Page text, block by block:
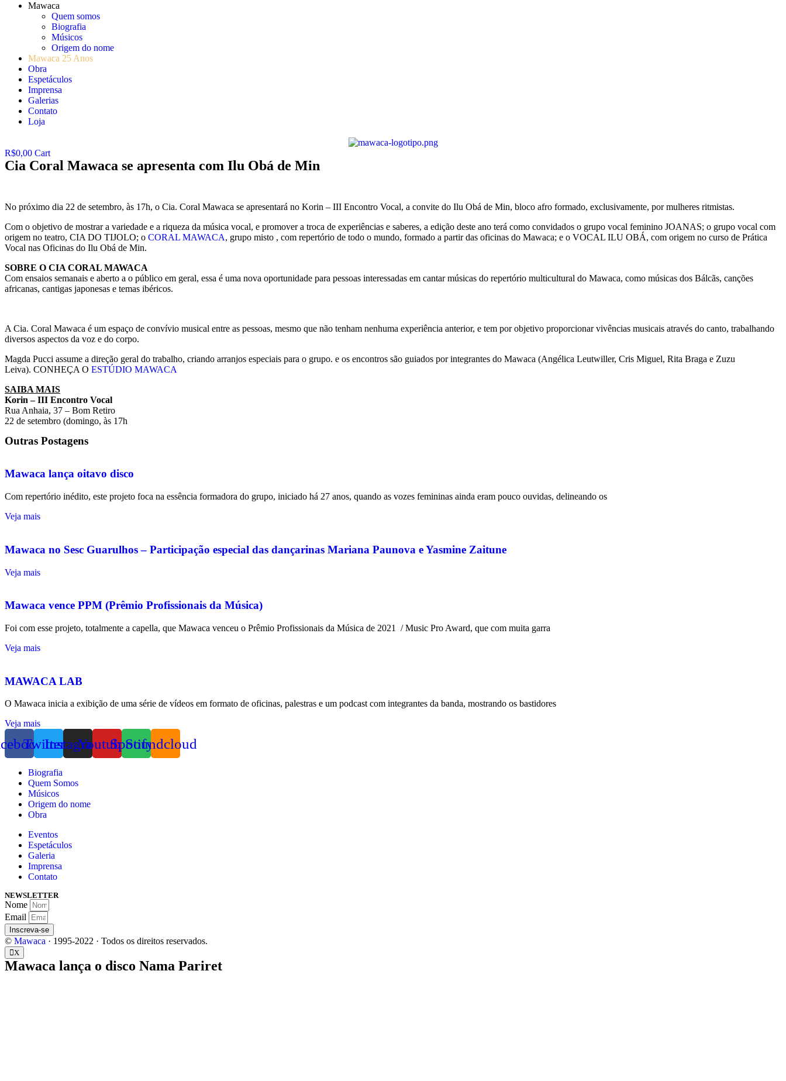
Mawaca
Quem somos
Biografia
Músicos
Origem do nome
Mawaca 25 Anos
Obra
Espetáculos
Imprensa
Galerias
Contato
Loja
R$0,00 Cart
Cia Coral Mawaca se apresenta com Ilu Obá de Min
No próximo dia 22 de setembro, às 17h, o Cia. Coral Mawaca se apresentará no Korin – III Encontro Vocal, a convite do Ilu Obá de Min, bloco afro formado, exclusivamente, por mulheres ritmistas.
Com o objetivo de mostrar a variedade e a riqueza da música vocal, e promover a troca de experiências e saberes, a edição deste ano terá como convidados o grupo vocal feminino JOANAS; o grupo vocal com
origem no teatro, CIA DO TIJOLO; o CORAL MAWACA, grupo misto , com repertório de todo o mundo, formado a partir das oficinas do Mawaca; e o VOCAL ILU OBÁ, com origem no curso de Prática
Vocal nas Oficinas do Ilu Obá de Min.
SOBRE O CIA CORAL MAWACA
Com ensaios semanais e aberto a o público em geral, essa é uma nova oportunidade para pessoas interessadas em cantar músicas do repertório multicultural do Mawaca, como músicas dos Bálcãs, canções
africanas, cantigas japonesas e temas ibéricos.
A Cia. Coral Mawaca é um espaço de convívio musical entre as pessoas, mesmo que não tenham nenhuma experiência anterior, e tem por objetivo proporcionar vivências musicais através do canto, trabalhando
diversos aspectos da voz e do corpo.
Magda Pucci assume a direção geral do trabalho, criando arranjos especiais para o grupo. e os encontros são guiados por integrantes do Mawaca (Angélica Leutwiller, Cris Miguel, Rita Braga e Zuzu
Leiva). CONHEÇA O ESTÚDIO MAWACA
SAIBA MAIS
Korin – III Encontro Vocal
Rua Anhaia, 37 – Bom Retiro
22 de setembro (domingo, às 17h
Outras Postagens
Mawaca lança oitavo disco
Com repertório inédito, este projeto foca na essência formadora do grupo, iniciado há 27 anos, quando as vozes femininas ainda eram pouco ouvidas, delineando os
Veja mais
Mawaca no Sesc Guarulhos – Participação especial das dançarinas Mariana Paunova e Yasmine Zaitune
Veja mais
Mawaca vence PPM (Prêmio Profissionais da Música)
Foi com esse projeto, totalmente a capella, que Mawaca venceu o Prêmio Profissionais da Música de 2021 / Music Pro Award, que com muita garra
Veja mais
MAWACA LAB
O Mawaca inicia a exibição de uma série de vídeos em formato de oficinas, palestras e um podcast com integrantes da banda, mostrando os bastidores
Veja mais
TwitterInstagramYoutubeSpotify
Soundcloud
Biografia
Quem Somos
Músicos
Origem do nome
Obra
Eventos
Espetáculos
Galeria
Imprensa
Contato
NEWSLETTER
Nome
Email
Inscreva-se
© Mawaca · 1995-2022 · Todos os direitos reservados.
X
Mawaca lança o disco Nama Pariret